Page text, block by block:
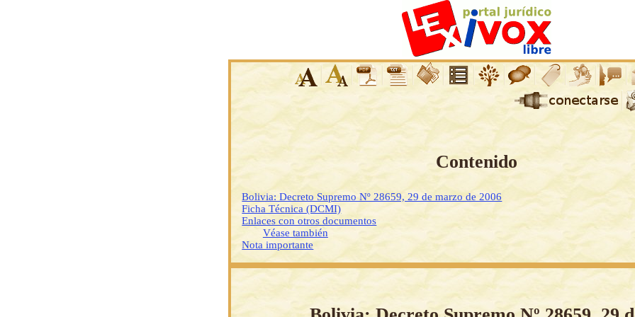
Contenido
Bolivia: Decreto Supremo Nº 28659, 29 de marzo de 2006
Ficha Técnica (DCMI)
Enlaces con otros documentos
Véase también
Nota importante